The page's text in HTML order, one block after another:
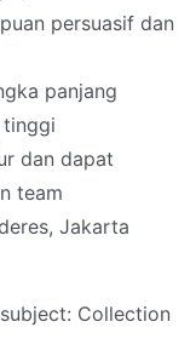
persuasif dan
panjang
dan dapat
team
Jakarta
Collection